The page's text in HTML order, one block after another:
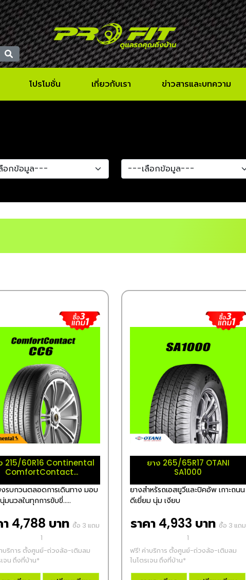
โปรโมชั่น เกี่ยวกับเรา ข่าวสารและบทความ
215/60R16 Continental
ComfortContact...
งรบกวนตลอดการเดินทาง มอบ
มนวลในทุกการขับขี่.....
า 4,788 บาท ซื้อ 3 แถม
1
บริการ ตั้งศูนย์-ถ่วงล้อ-เติมลม
เจน ถึงที่บ้าน*
ยาง 265/65R17 OTANI
SA1000
ยางสำหรัรถเอสยูวีและปิคอัพ เกาะถนน
ดีเยี่ยม นุ่ม เงียบ
ราคา 4,933 บาท ซื้อ 3 แถม
1
ฟรี! ค่าบริการ ตั้งศูนย์-ถ่วงล้อ-เติมลม
ไนโตรเจน ถึงที่บ้าน*